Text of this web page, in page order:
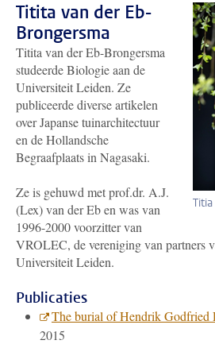
Titita van der Eb-
Brongersma
Titita van der Eb-Brongersma
studeerde Biologie aan de
Universiteit Leiden. Ze
publiceerde diverse artikelen
over Japanse tuinarchitectuur
en de Hollandsche
Begraafplaats in Nagasaki.
Ze is gehuwd met prof.dr. A.J.
(Lex) van der Eb en was van
1996-2000 voorzitter van
VROLEC, de vereniging van partners
Universiteit Leiden.
Publicaties
The burial of Hendrik Godfried
2015